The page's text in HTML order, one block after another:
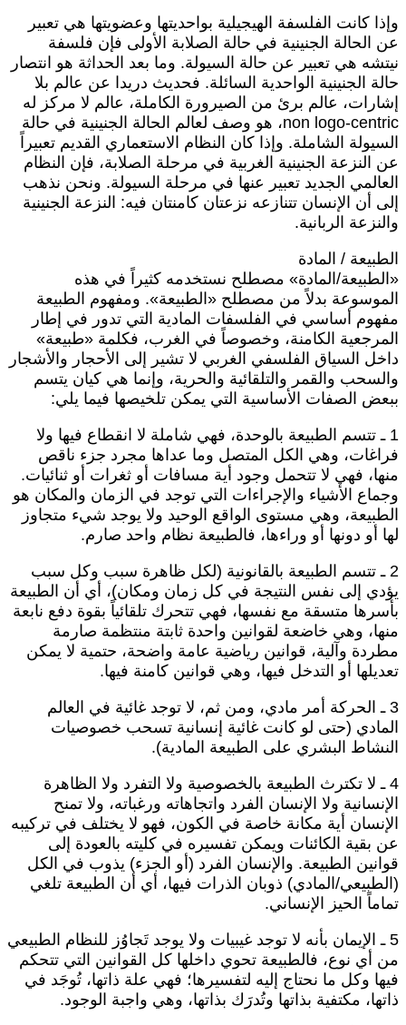
كانت الفلسفة الهيجيلية بواحديتها وعضويتها هي تعبير
الحالة الجنينية في حالة الصلابة الأولى فإن فلسفة
هي تعبير عن حالة السيولة. وما بعد الحداثة هو انتصار
الجنينية الواحدية السائلة. فحديث دريدا عن عالم بلا
عالم برئ من الصيرورة الكاملة، عالم لا مركز له
non logo-centric، هو وصف لعالم الحالة الجنينية في حالة
الشاملة. وإذا كان النظام الاستعماري القديم تعبيراً
النزعة الجنينية الغربية في مرحلة الصلابة، فإن النظام
الجديد تعبير عنها في مرحلة السيولة. ونحن نذهب
أن الإنسان تتنازعه نزعتان كامنتان فيه: النزعة الجنينية
الربانية.
/ المادة
المادة» مصطلح نستخدمه كثيراً في هذه
بدلاً من مصطلح «الطبيعة». ومفهوم الطبيعة
أساسي في الفلسفات المادية التي تدور في إطار
الكامنة، وخصوصاً في الغرب، فكلمة «طبيعة»
السياق الفلسفي الغربي لا تشير إلى الأحجار والأشجار
والقمر والتلقائية والحرية، وإنما هي كيان يتسم
الصفات الأساسية التي يمكن تلخيصها فيما يلي:
1 ـ تتسم الطبيعة بالوحدة، فهي شاملة لا انقطاع فيها ولا
وهي الكل المتصل وما عداها مجرد جزء ناقص
فهي لا تتحمل وجود أية مسافات أو ثغرات أو ثنائيات.
الأشياء والإجراءات التي توجد في الزمان والمكان هو
وهي مستوى الواقع الوحيد ولا يوجد شيء متجاوز
أو دونها أو وراءها، فالطبيعة نظام واحد صارم.
2 ـ تتسم الطبيعة بالقانونية (لكل ظاهرة سبب وكل سبب
إلى نفس النتيجة في كل زمان ومكان)، أي أن الطبيعة
متسقة مع نفسها، فهي تتحرك تلقائياً بقوة دفع نابعة
وهي خاضعة لقوانين واحدة ثابتة منتظمة صارمة
وآلية، قوانين رياضية عامة واضحة، حتمية لا يمكن
أو التدخل فيها، وهي قوانين كامنة فيها.
3 ـ الحركة أمر مادي، ومن ثم، لا توجد غائية في العالم
(حتى لو كانت غائية إنسانية تسحب خصوصيات
البشري على الطبيعة المادية).
4 ـ لا تكترث الطبيعة بالخصوصية ولا التفرد ولا الظاهرة
ولا الإنسان الفرد واتجاهاته ورغباته، ولا تمنح
أية مكانة خاصة في الكون، فهو لا يختلف في تركيبه
بقية الكائنات ويمكن تفسيره في كليته بالعودة إلى
الطبيعة. والإنسان الفرد (أو الجزء) يذوب في الكل
المادي) ذوبان الذرات فيها، أي أن الطبيعة تلغي
الحيز الإنساني.
5 ـ الإيمان بأنه لا توجد غيبيات ولا يوجد تَجاوُز للنظام الطبيعي
أي نوع، فالطبيعة تحوي داخلها كل القوانين التي تتحكم
وكل ما نحتاج إليه لتفسيرها؛ فهي علة ذاتها، تُوجَد في
مكتفية بذاتها وتُدرَك بذاتها، وهي واجبة الوجود.